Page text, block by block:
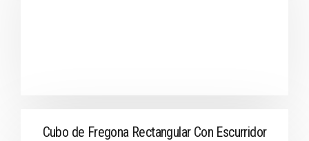
Cubo de Fregona Rectangular Con Escurridor